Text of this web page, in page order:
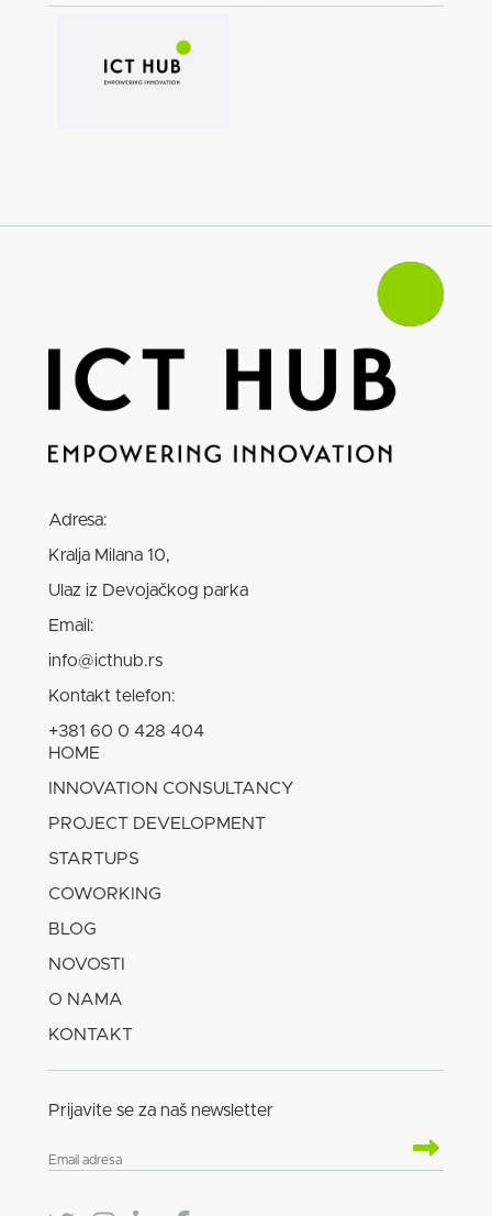
Adresa:
Kralja Milana 10,
Ulaz iz Devojačkog parka
Email:
info@icthub.rs
Kontakt telefon:
+381 60 0 428 404
HOME
INNOVATION CONSULTANCY
PROJECT DEVELOPMENT
STARTUPS
COWORKING
BLOG
NOVOSTI
O NAMA
KONTAKT
Prijavite se za naš newsletter